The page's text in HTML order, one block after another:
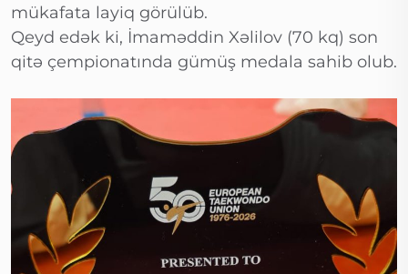
mükafata layiq görülüb.
Qeyd edək ki, İmaməddin Xəlilov (70 kq) son
qitə çempionatında gümüş medala sahib olub.